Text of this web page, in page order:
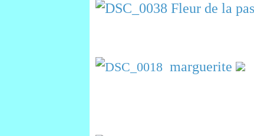
Fleur de la
marguerite